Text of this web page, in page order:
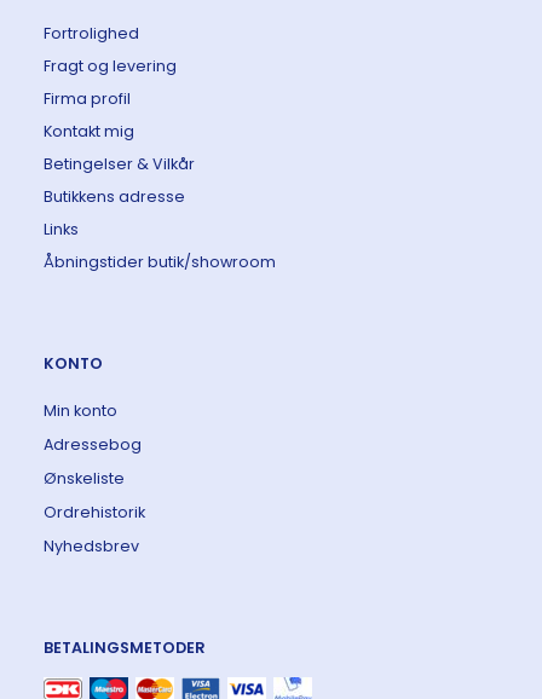
Fortrolighed
Fragt og levering
Firma profil
Kontakt mig
Betingelser & Vilkår
Butikkens adresse
Links
Åbningstider butik/showroom
KONTO
Min konto
Adressebog
Ønskeliste
Ordrehistorik
Nyhedsbrev
BETALINGSMETODER